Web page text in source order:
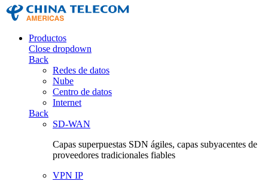
Productos
Close dropdown
Back
Redes de datos
Nube
Centro de datos
Internet
Back
SD-WAN
Capas superpuestas SDN ágiles, capas subyacentes de
proveedores tradicionales fiables
VPN IP